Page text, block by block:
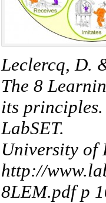
Leclercq, D.
The 8
its principles.
LabSET.
University of
http://
8LEM.pdf p